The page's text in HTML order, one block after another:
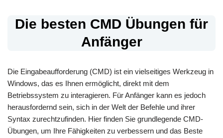
Die besten CMD Übungen für
Anfänger
Die Eingabeaufforderung (CMD) ist ein vielseitiges Werkzeug in
Windows, das es Ihnen ermöglicht, direkt mit dem
Betriebssystem zu interagieren. Für Anfänger kann es jedoch
herausfordernd sein, sich in der Welt der Befehle und ihrer
Syntax zurechtzufinden. Hier finden Sie grundlegende CMD-
Übungen, um Ihre Fähigkeiten zu verbessern und das Beste